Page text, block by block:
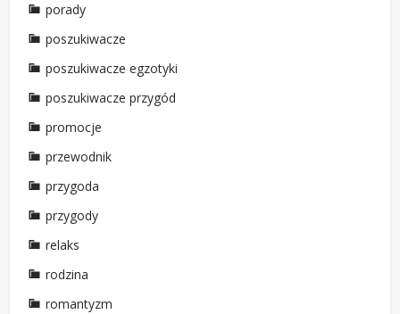
porady
poszukiwacze
poszukiwacze egzotyki
poszukiwacze przygód
promocje
przewodnik
przygoda
przygody
relaks
rodzina
romantyzm